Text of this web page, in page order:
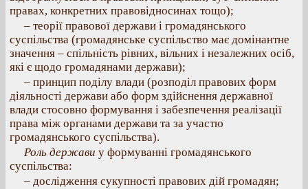
правах, конкретних правовідносинах тощо);
– теорії правової держави і громадянського
суспільства (громадянське суспільство має домінантне
значення – спільність рівних, вільних і незалежних осіб,
які є щодо громадянами держави);
– принцип поділу влади (розподіл правових форм
діяльності держави або форм здійснення державної
влади стосовно формування і забезпечення реалізації
права між органами держави та за участю
громадянського суспільства).
Роль держави у формуванні громадянського
суспільства:
– дослідження сукупності правових дій громадян;